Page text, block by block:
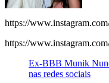
https://
https://
Ex-BBB Munik
nas redes sociais